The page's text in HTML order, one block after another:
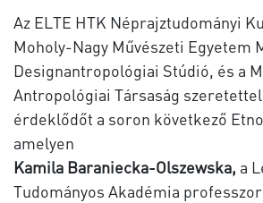
Az ELTE HTK Néprajztudományi
Moholy-Nagy Művészeti Egyetem
Designantropológiai Stúdió, és a
Antropológiai Társaság
érdeklődőt a soron következő
amelyen
Kamila Baraniecka-Olszewska, a
Tudományos Akadémia